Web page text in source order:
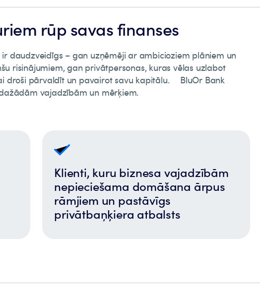
rūp savas finanses
ir daudzveidīgs – gan uzņēmēji ar ambicioziem plāniem un
risinājumiem, gan privātpersonas, kuras vēlas uzlabot
droši pārvaldīt un pavairot savu kapitālu. BluOr Bank
vajadzībām un mērķiem.
Klienti, kuru biznesa vajadzībām
nepieciešama domāšana ārpus
rāmjiem un pastāvīgs
privātbaņķiera atbalsts